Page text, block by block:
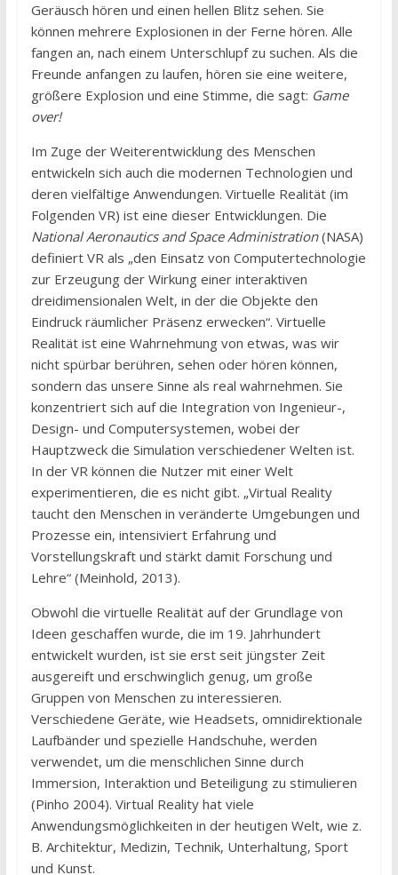
Geräusch hören und einen hellen Blitz sehen. Sie
können mehrere Explosionen in der Ferne hören. Alle
fangen an, nach einem Unterschlupf zu suchen. Als die
Freunde anfangen zu laufen, hören sie eine weitere,
größere Explosion und eine Stimme, die sagt: Game
over!
Im Zuge der Weiterentwicklung des Menschen
entwickeln sich auch die modernen Technologien und
deren vielfältige Anwendungen. Virtuelle Realität (im
Folgenden VR) ist eine dieser Entwicklungen. Die
National Aeronautics and Space Administration(NASA)
definiert VR als „den Einsatz von Computertechnologie
zur Erzeugung der Wirkung einer interaktiven
dreidimensionalen Welt, in der die Objekte den
Eindruck räumlicher Präsenz erwecken“. Virtuelle
Realität ist eine Wahrnehmung von etwas, was wir
nicht spürbar berühren, sehen oder hören können,
sondern das unsere Sinne als real wahrnehmen. Sie
konzentriert sich auf die Integration von Ingenieur-,
Design- und Computersystemen, wobei der
Hauptzweck die Simulation verschiedener Welten ist.
In der VR können die Nutzer mit einer Welt
experimentieren, die es nicht gibt. „Virtual Reality
taucht den Menschen in veränderte Umgebungen und
Prozesse ein, intensiviert Erfahrung und
Vorstellungskraft und stärkt damit Forschung und
Lehre“ (Meinhold, 2013).
Obwohl die virtuelle Realität auf der Grundlage von
Ideen geschaffen wurde, die im 19. Jahrhundert
entwickelt wurden, ist sie erst seit jüngster Zeit
ausgereift und erschwinglich genug, um große
Gruppen von Menschen zu interessieren.
Verschiedene Geräte, wie Headsets, omnidirektionale
Laufbänder und spezielle Handschuhe, werden
verwendet, um die menschlichen Sinne durch
Immersion, Interaktion und Beteiligung zu stimulieren
(Pinho 2004). Virtual Reality hat viele
Anwendungsmöglichkeiten in der heutigen Welt, wie z.
B. Architektur, Medizin, Technik, Unterhaltung, Sport
und Kunst.